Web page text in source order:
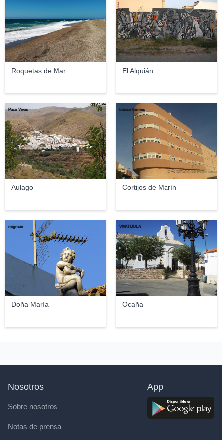
Roquetas de Mar El Alquián
Aulago
Paco Vivas
Cortijos de Marín
básico homes
Doña María
migman
Ocaña
VIVATIJOLA
Nosotros
Sobre nosotros
Notas de prensa
App